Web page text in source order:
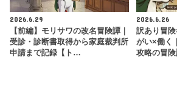
2026.6.29
【前編】モリサワの改名冒険譚｜
受診・診断書取得から家庭裁判所
申請まで記録【ト…
2026.6.26
訳あり冒
がい×働く
攻略の冒